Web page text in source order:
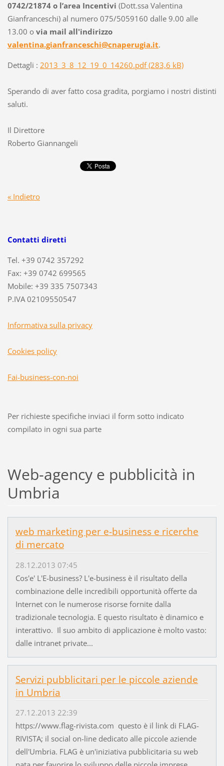
0742/21874 o l’area Incentivi (Dott.ssa Valentina
Gianfranceschi) al numero 075/5059160 dalle 9.00 alle
13.00 o via mail all'indirizzo
valentina.gianfranceschi@cnaperugia.it.
Dettagli : 2013_3_8_12_19_0_14260.pdf (283,6 kB)
Sperando di aver fatto cosa gradita, porgiamo i nostri distinti
saluti.
Il Direttore
Roberto Giannangeli
« Indietro
Contatti diretti
Tel. +39 0742 357292
Fax: +39 0742 699565
Mobile: +39 335 7507343
P.IVA 02109550547
Informativa sulla privacy
Cookies policy
Fai-business-con-noi
Per richieste specifiche inviaci il form sotto indicato
compilato in ogni sua parte
Web-agency e pubblicità in
Umbria
web marketing per e-business e ricerche
di mercato
28.12.2013 07:45
Cos'e' L'E-business? L'e-business è il risultato della
combinazione delle incredibili opportunità offerte da
Internet con le numerose risorse fornite dalla
tradizionale tecnologia. E questo risultato è dinamico e
interattivo. Il suo ambito di applicazione è molto vasto:
dalle intranet private...
Servizi pubblicitari per le piccole aziende
in Umbria
27.12.2013 22:39
https://www.flag-rivista.com questo è il link di FLAG-
RIVISTA; il social on-line dedicato alle piccole aziende
dell'Umbria. FLAG è un'iniziativa pubblicitaria su web